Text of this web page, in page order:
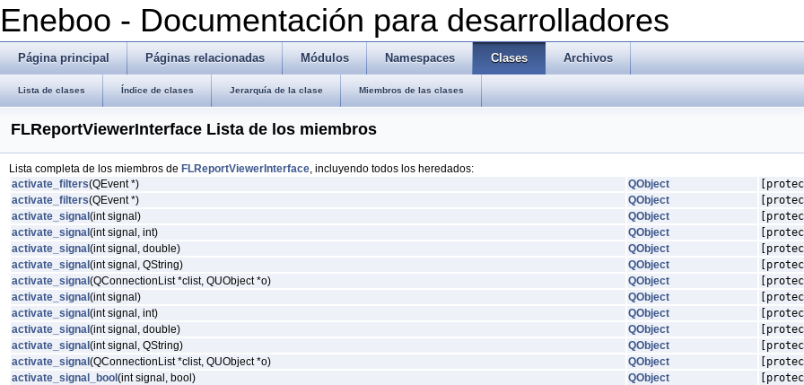
Eneboo - Documentación para desarrolladores
Página principal Páginas relacionadas Módulos Namespaces Clases Archivos
Lista de clases Índice de clases Jerarquía de la clase Miembros de las clases
FLReportViewerInterface Lista de los miembros
Lista completa de los miembros de FLReportViewerInterface, incluyendo todos los heredados:
activate_filters(QEvent *) QObject
activate_filters(QEvent *) QObject
activate_signal (int signal) QObject
activate_signal (int signal, int) QObject
activate_signal (int signal, double) QObject
activate_signal (int signal, QString) QObject
activate_signal (QConnectionList *clist, QUObject *o) QObject
activate_signal (int signal) QObject
activate_signal (int signal, int) QObject
activate_signal (int signal, double) QObject
activate_signal (int signal, QString) QObject
activate_signal (QConnectionList *clist, QUObject *o) QObject
activate_signal_bool (int signal, bool) QObject